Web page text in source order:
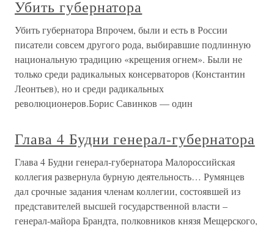
Убить губернатора
Убить губернатора Впрочем, были и есть в России
писатели совсем другого рода, выбиравшие подлинную
национальную традицию «крещения огнем». Были не
только среди радикальных консерваторов (Константин
Леонтьев), но и среди радикальных
революционеров.Борис Савинков — один
Глава 4 Будни генерал-губернатора
Глава 4 Будни генерал-губернатора Малороссийская
коллегия развернула бурную деятельность… Румянцев
дал срочные задания членам коллегии, состоявшей из
представителей высшей государственной власти –
генерал-майора Брандта, полковников князя Мещерского,